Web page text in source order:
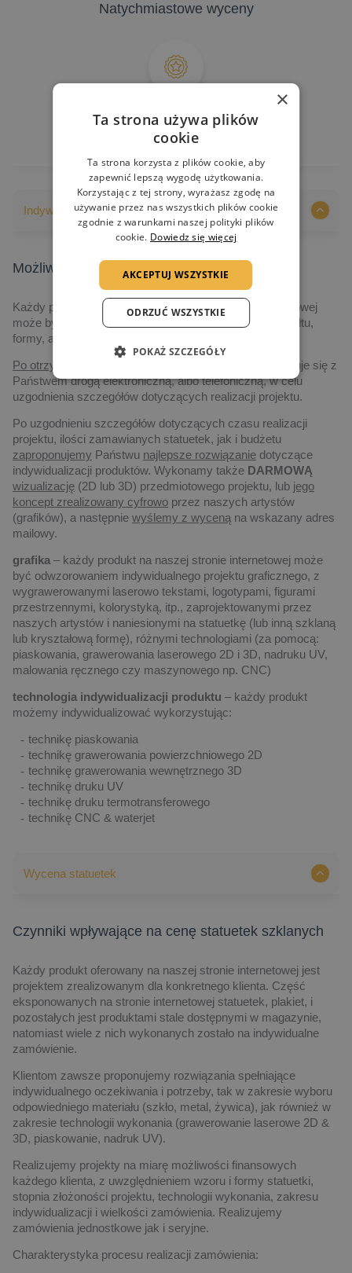
Natychmiastowe wyceny
Indywidualizacja nadruków
Możliwości indywidualizacji nadruków
Każdy produkt prezentowany na naszej stronie internetowej
może być indywidualizowany, poczynając od jego kształtu,
formy, aż po grafikę i technologię realizacji.
Po otrzymaniu zapytania,
nasz przedstawiciel skontaktuje się z
Państwem drogą elektroniczną, albo telefoniczną, w celu
uzgodnienia szczegółów dotyczących realizacji projektu.
Po uzgodnieniu szczegółów dotyczących czasu realizacji
projektu, ilości zamawianych statuetek, jak i budżetu
zaproponujemy Państwu najlepsze rozwiązanie dotyczące
indywidualizacji produktów. Wykonamy także DARMOWĄ
wizualizację (2D lub 3D) przedmiotowego projektu, lub jego
koncept zrealizowany cyfrowo przez naszych artystów
(grafików), a następnie wyślemy z wyceną na wskazany adres
mailowy.
grafika – każdy produkt na naszej stronie internetowej może
być odwzorowaniem indywidualnego projektu graficznego, z
wygrawerowanymi laserowo tekstami, logotypami, figurami
przestrzennymi, kolorystyką, itp., zaprojektowanymi przez
naszych artystów i naniesionymi na statuetkę (lub inną szklaną
lub kryształową formę), różnymi technologiami (za pomocą:
piaskowania, grawerowania laserowego 2D i 3D, nadruku UV,
malowania ręcznego czy maszynowego np. CNC)
technologia indywidualizacji produktu – każdy produkt
możemy indywidualizować wykorzystując:
technikę piaskowania
technikę grawerowania powierzchniowego 2D
technikę grawerowania wewnętrznego 3D
technikę druku UV
technikę druku termotransferowego
technikę CNC & waterjet
Wycena statuetek
Czynniki wpływające na cenę statuetek szklanych
Każdy produkt oferowany na naszej stronie internetowej jest
projektem zrealizowanym dla konkretnego klienta. Część
eksponowanych na stronie internetowej statuetek, plakiet, i
pozostałych jest produktami stale dostępnymi w magazynie,
natomiast wiele z nich wykonanych zostało na indywidualne
zamówienie.
Klientom zawsze proponujemy rozwiązania spełniające
indywidualnego oczekiwania i potrzeby, tak w zakresie wyboru
odpowiedniego materiału (szkło, metal, żywica), jak również w
zakresie technologii wykonania (grawerowanie laserowe 2D &
3D, piaskowanie, nadruk UV).
Realizujemy projekty na miarę możliwości finansowych
każdego klienta, z uwzględnieniem wzoru i formy statuetki,
stopnia złożoności projektu, technologii wykonania, zakresu
indywidualizacji i wielkości zamówienia. Realizujemy
zamówienia jednostkowe jak i seryjne.
Charakterystyka procesu realizacji zamówienia:
×
Ta strona używa plików
cookie
Ta strona korzysta z plików cookie, aby
zapewnić lepszą wygodę użytkowania.
Korzystając z tej strony, wyrażasz zgodę na
używanie przez nas wszystkich plików cookie
zgodnie z warunkami naszej polityki plików
cookie. Dowiedz się więcej
AKCEPTUJ WSZYSTKIE
ODRZUĆ WSZYSTKIE
POKAŻ SZCZEGÓŁY